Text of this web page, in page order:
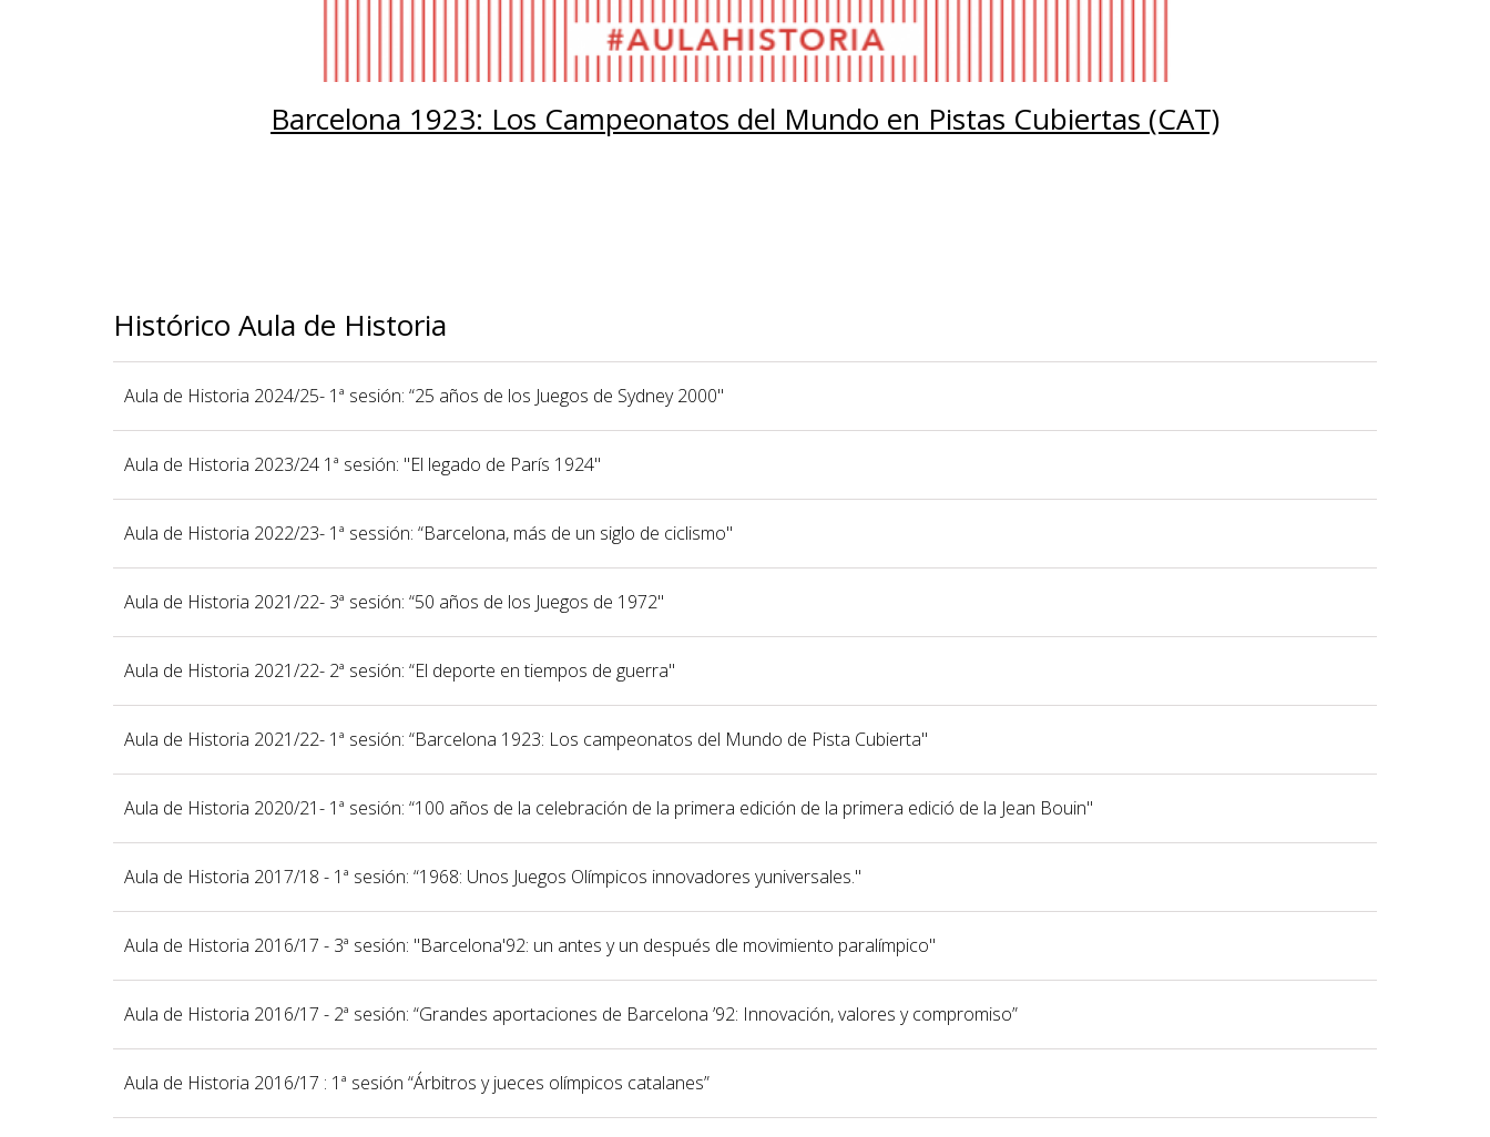
Barcelona 1923: Los Campeonatos del Mundo en Pistas Cubiertas (CAT)
Histórico Aula de Historia
Aula de Historia 2024/25- 1ª sesión: “25 años de los Juegos de Sydney 2000"
Aula de Historia 2023/24 1ª sesión: "El legado de París 1924"
Aula de Historia 2022/23- 1ª sessión: “Barcelona, más de un siglo de ciclismo"
Aula de Historia 2021/22- 3ª sesión: “50 años de los Juegos de 1972"
Aula de Historia 2021/22- 2ª sesión: “El deporte en tiempos de guerra"
Aula de Historia 2021/22- 1ª sesión: “Barcelona 1923: Los campeonatos del Mundo de Pista Cubierta"
Aula de Historia 2020/21- 1ª sesión: “100 años de la celebración de la primera edición de la primera edició de la Jean Bouin"
Aula de Historia 2017/18 - 1ª sesión: “1968: Unos Juegos Olímpicos innovadores yuniversales."
Aula de Historia 2016/17 - 3ª sesión: "Barcelona'92: un antes y un después dle movimiento paralímpico"
Aula de Historia 2016/17 - 2ª sesión: “Grandes aportaciones de Barcelona ’92: Innovación, valores y compromiso”
Aula de Historia 2016/17 : 1ª sesión “Árbitros y jueces olímpicos catalanes”